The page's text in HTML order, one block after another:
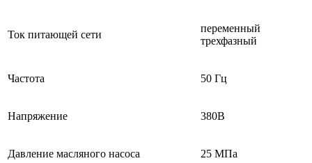
Ток питающей сети
переменный
трехфазный
Частота 50 Гц
Напряжение 380В
Давление масляного насоса 25 МПа